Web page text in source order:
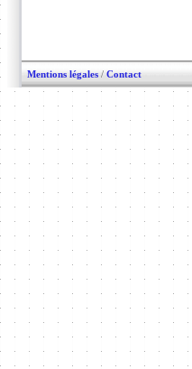
Mentions légales / Contact